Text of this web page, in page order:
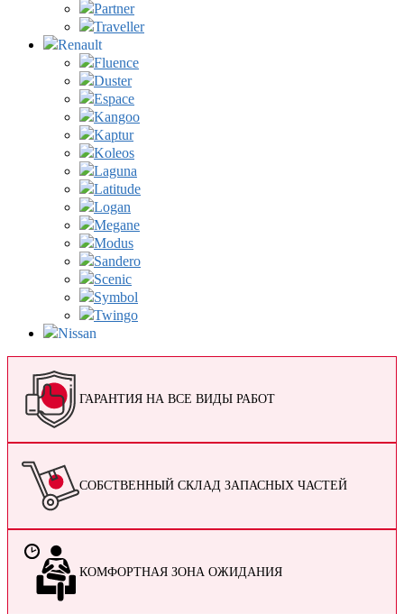
Partner
Traveller
Renault
Fluence
Duster
Espace
Kangoo
Kaptur
Koleos
Laguna
Latitude
Logan
Megane
Modus
Sandero
Scenic
Symbol
Twingo
Nissan
ГАРАНТИЯ НА ВСЕ ВИДЫ РАБОТ
СОБСТВЕННЫЙ СКЛАД ЗАПАСНЫХ ЧАСТЕЙ
КОМФОРТНАЯ ЗОНА ОЖИДАНИЯ